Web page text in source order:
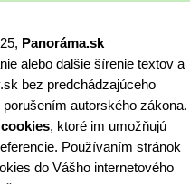
Panoráma.sk
alebo dalšie šírenie textov a
bez predchádzajúceho
autorského zákona.
cookies, ktoré im umožňujú
Používaním stránok
do Vášho internetového